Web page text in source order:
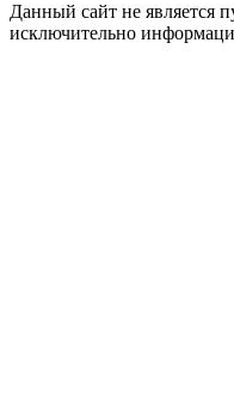
Данный сайт не является
исключительно